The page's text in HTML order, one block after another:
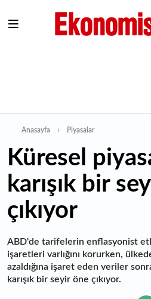
Anasayfa Piyasalar
Küresel
karışık bir
çıkıyor
ABD'de tarifelerin enflasyonist
işaretleri varlığını korurken,
azaldığına işaret eden veriler
karışık bir seyir öne çıkıyor.